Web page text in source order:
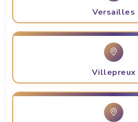
Versailles
Villepreux